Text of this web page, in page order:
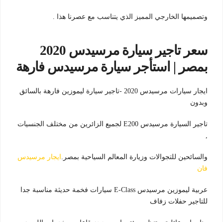
وتصميمها الخارجي المميز الذي يتناسب مع عصرنا هذا .
سعر تاجير سيارة مرسيدس 2020
بمصر | استأجر سيارة مرسيدس فارهة
ايجار سيارات مرسيدس 2020 -تاجير سيارة ليموزين فارهة بالسائق
وبدون
تاجير السيارة مرسيدس E200 لجميع الزائرين من مختلف الجنسيات
,
والسائحين للتجوالات وزيارة المعالم السياحية بمصر. ايجار مرسيدس
فان
عربية ليموزين مرسيدس E-Class سيارات فخمة حديثة مناسبة جدا
للتاجير حفلات زفاف